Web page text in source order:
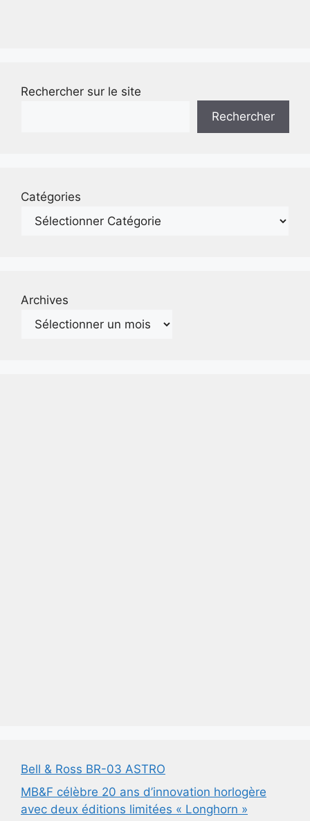
Rechercher sur le site
Rechercher
Catégories
Archives
Bell & Ross BR-03 ASTRO
MB&F célèbre 20 ans d’innovation horlogère
avec deux éditions limitées « Longhorn »